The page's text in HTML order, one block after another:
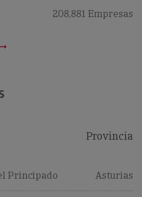
208,881 Empresas
Provincia
Principado Asturias